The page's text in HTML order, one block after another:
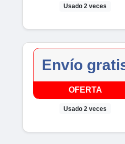
Usado 2 veces
Envío
OFERTA
Usado 2 veces